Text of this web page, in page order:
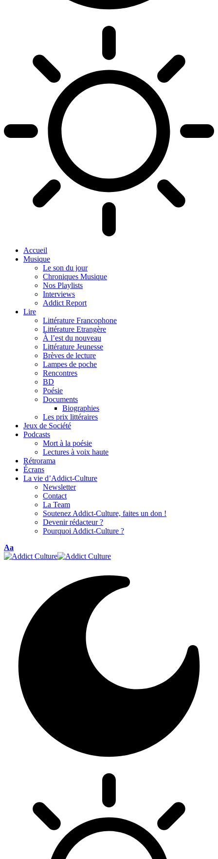
Accueil
Musique
Le son du jour
Chroniques Musique
Nos Playlists
Interviews
Addict Report
Lire
Littérature Francophone
Littérature Etrangère
À l’est du nouveau
Littérature Jeunesse
Brèves de lecture
Lampes de poche
Rencontres
BD
Poésie
Documents
Biographies
Les prix littéraires
Jeux de Société
Podcasts
Mort à la poésie
Lectures à voix haute
Rétrorama
Écrans
La vie d’Addict-Culture
Newsletter
Contact
La Team
Soutenez Addict-Culture, faites un don !
Devenir rédacteur ?
Pourquoi Addict-Culture ?
Font
Resizer
Aa